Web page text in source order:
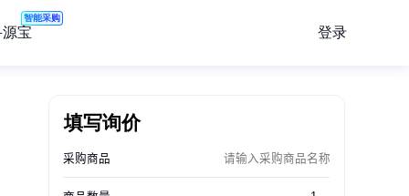
宝
智能采购
登录
填写询价